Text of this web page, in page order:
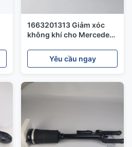
1663201313 Giảm xóc
không khí cho Mercedes
166 320 13 13 Air Strut
Yêu cầu ngay